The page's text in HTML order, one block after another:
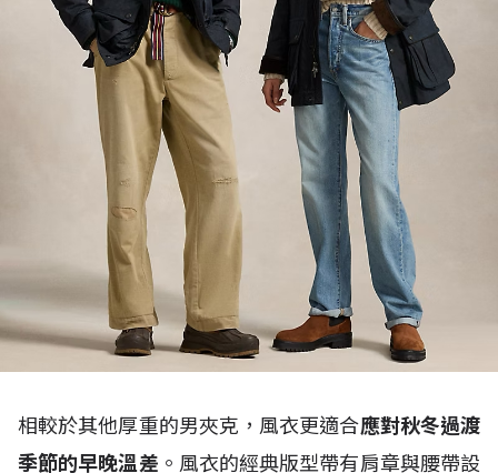
相較於其他厚重的男夾克，風衣更適合應對秋冬過渡
季節的早晚溫差 。風衣的經典版型帶有肩章與腰帶設